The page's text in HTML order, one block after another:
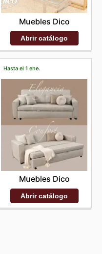
Muebles Dico
Abrir catálogo
Hasta el 1 ene.
Muebles Dico
Abrir catálogo